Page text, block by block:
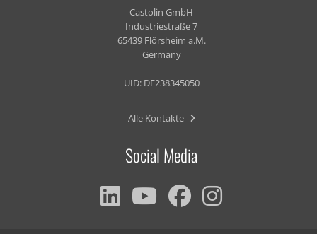
Castolin GmbH
Industriestraße 7
65439 Flörsheim a.M.
Germany
UID: DE238345050
Alle Kontakte
Social Media